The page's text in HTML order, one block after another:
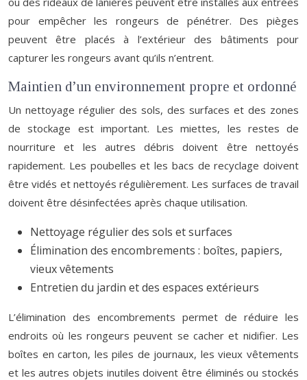
pour empêcher les rongeurs de pénétrer. Des pièges
peuvent être placés à l’extérieur des bâtiments pour
capturer les rongeurs avant qu’ils n’entrent.
Maintien d’un environnement propre et ordonné
Un nettoyage régulier des sols, des surfaces et des zones
de stockage est important. Les miettes, les restes de
nourriture et les autres débris doivent être nettoyés
rapidement. Les poubelles et les bacs de recyclage doivent
être vidés et nettoyés régulièrement. Les surfaces de travail
doivent être désinfectées après chaque utilisation.
Nettoyage régulier des sols et surfaces
Élimination des encombrements : boîtes, papiers,
vieux vêtements
Entretien du jardin et des espaces extérieurs
L’élimination des encombrements permet de réduire les
endroits où les rongeurs peuvent se cacher et nidifier. Les
boîtes en carton, les piles de journaux, les vieux vêtements
et les autres objets inutiles doivent être éliminés ou stockés